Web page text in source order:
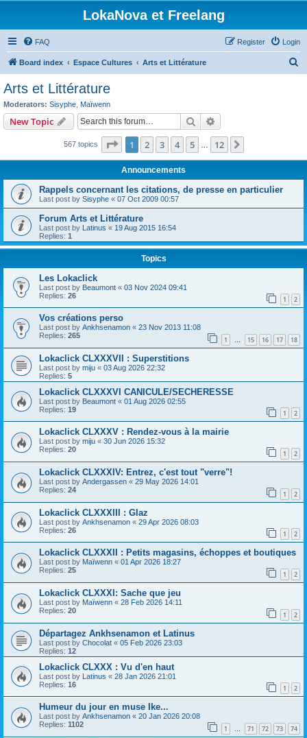
LokaNova et Freelang
FAQ Login
Register
Board index Espace Cultures Arts et Littérature
Arts et Littérature
Moderators: Sisyphe Maïwenn
New Topic Search
567 topics Page 1of 12
1 2 3 4 5 12
Announcements
Rappels concernant les citations, de presse en particulier
Last post by Sisyphe « 07 Oct 2009 00:57
Forum Arts et Littérature
Last post by Latinus « 19 Aug 2015 16:54
Replies: 1
Topics
Les Lokaclick
Last post by Beaumont « 03 Nov 2024 09:41
Replies: 26 1 2
Vos créations perso
Last post by Ankhsenamon « 23 Nov 2013 11:08
Replies: 265 1 … 15 16 17 18
Lokaclick CLXXXVII : Superstitions
Last post by miju « 03 Aug 2026 22:32
Replies: 5
Lokaclick CLXXXVI CANICULE/SECHERESSE
Last post by Beaumont « 01 Aug 2026 02:55
Replies: 19 1 2
Lokaclick CLXXXV : Rendez-vous à la mairie
Last post by miju « 30 Jun 2026 15:32
Replies: 20 1 2
Lokaclick CLXXXIV: Entrez, c'est tout "verre"!
Last post by Andergassen « 29 May 2026 14:01
Replies: 24 1 2
Lokaclick CLXXXIII : Glaz
Last post by Ankhsenamon « 29 Apr 2026 08:03
Replies: 26 1 2
Lokaclick CLXXXII : Petits magasins, échoppes et boutiques
Last post by Maïwenn « 01 Apr 2026 18:27
Replies: 25 1 2
Lokaclick CLXXXI: Sache que jeu
Last post by Maïwenn « 28 Feb 2026 14:11
Replies: 20 1 2
Départagez Ankhsenamon et Latinus
Last post by Chocolat « 05 Feb 2026 23:03
Replies: 12
Lokaclick CLXXX : Vu d'en haut
Last post by Latinus « 28 Jan 2026 21:01
Replies: 16 1 2
Humeur du jour en muse Ike...
Last post by Ankhsenamon « 20 Jan 2026 20:08
Replies: 1102 1 … 71 72 73 74